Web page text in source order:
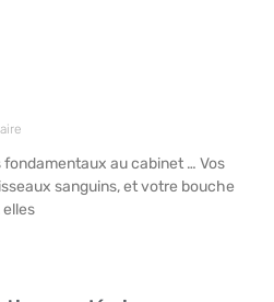
au cabinet … Vos
sanguins, et votre bouche
elles